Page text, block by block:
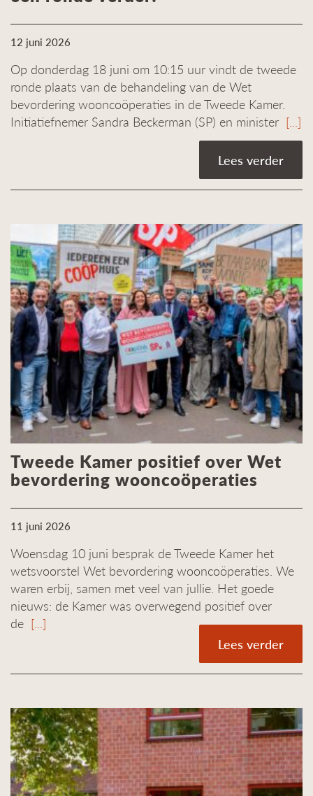
12 juni 2026
Op donderdag 18 juni om 10:15 uur vindt de tweede
ronde plaats van de behandeling van de Wet
bevordering wooncoöperaties in de Tweede Kamer.
Initiatiefnemer Sandra Beckerman (SP) en minister [...]
Lees verder
Tweede Kamer positief over Wet
bevordering wooncoöperaties
11 juni 2026
Woensdag 10 juni besprak de Tweede Kamer het
wetsvoorstel Wet bevordering wooncoöperaties. We
waren erbij, samen met veel van jullie. Het goede
nieuws: de Kamer was overwegend positief over
de [...]
Lees verder